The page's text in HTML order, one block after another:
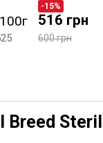
-15%
516 грн
600 грн
Breed